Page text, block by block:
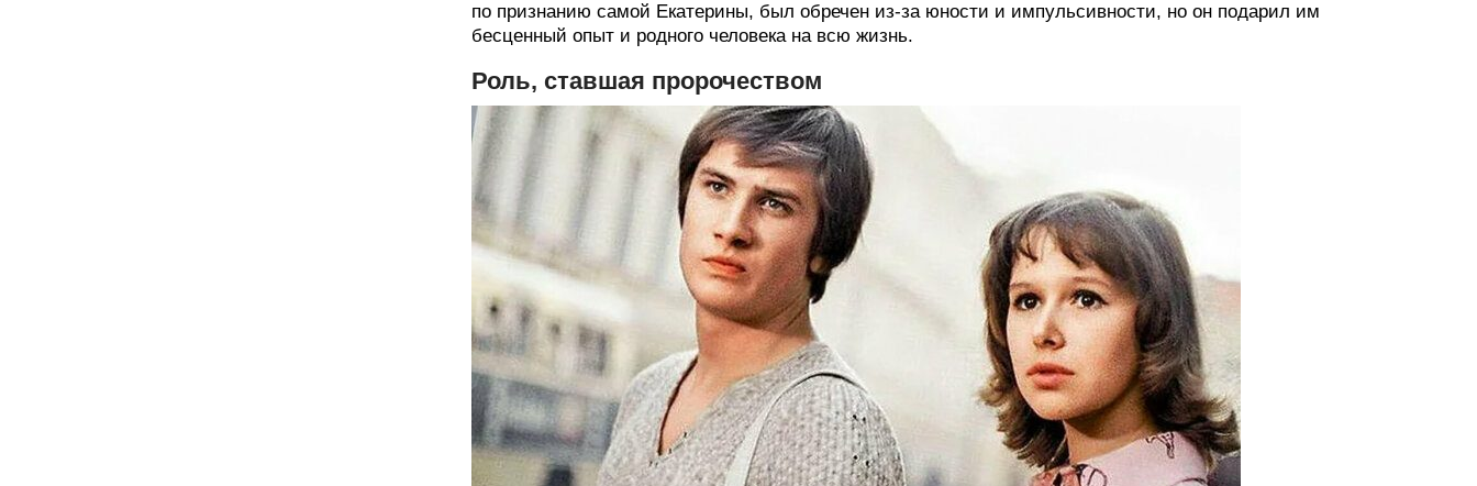
по признанию самой Екатерины, был обречен из-за юности и импульсивности, но он подарил им
бесценный опыт и родного человека на всю жизнь.
Роль, ставшая пророчеством